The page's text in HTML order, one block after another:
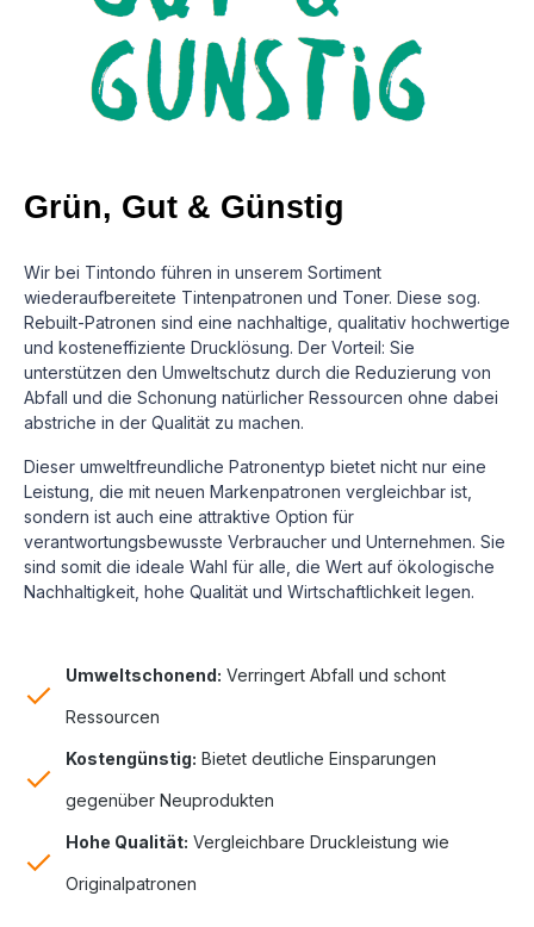
Grün, Gut & Günstig
Wir bei Tintondo führen in unserem Sortiment
wiederaufbereitete Tintenpatronen und Toner. Diese sog.
Rebuilt-Patronen sind eine nachhaltige, qualitativ hochwertige
und kosteneffiziente Drucklösung. Der Vorteil: Sie
unterstützen den Umweltschutz durch die Reduzierung von
Abfall und die Schonung natürlicher Ressourcen ohne dabei
abstriche in der Qualität zu machen.
Dieser umweltfreundliche Patronentyp bietet nicht nur eine
Leistung, die mit neuen Markenpatronen vergleichbar ist,
sondern ist auch eine attraktive Option für
verantwortungsbewusste Verbraucher und Unternehmen. Sie
sind somit die ideale Wahl für alle, die Wert auf ökologische
Nachhaltigkeit, hohe Qualität und Wirtschaftlichkeit legen.
Umweltschonend: Verringert Abfall und schont
Ressourcen
Kostengünstig: Bietet deutliche Einsparungen
gegenüber Neuprodukten
Hohe Qualität: Vergleichbare Druckleistung wie
Originalpatronen